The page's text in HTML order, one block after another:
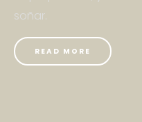
soñar.
READ MORE